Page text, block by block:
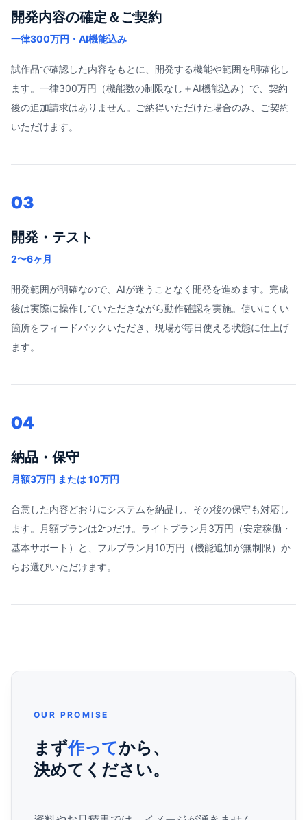
開発内容の確定＆ご契約
一律300万円・AI機能込み
試作品で確認した内容をもとに、開発する機能や範囲を明確化し
ます。一律300万円（機能数の制限なし＋AI機能込み）で、契約
後の追加請求はありません。ご納得いただけた場合のみ、ご契約
いただけます。
03
開発・テスト
2〜6ヶ月
開発範囲が明確なので、AIが迷うことなく開発を進めます。完成
後は実際に操作していただきながら動作確認を実施。使いにくい
箇所をフィードバックいただき、現場が毎日使える状態に仕上げ
ます。
04
納品・保守
月額3万円 または 10万円
合意した内容どおりにシステムを納品し、その後の保守も対応し
ます。月額プランは2つだけ。ライトプラン月3万円（安定稼働・
基本サポート）と、フルプラン月10万円（機能追加が無制限）か
らお選びいただけます。
OUR PROMISE
まず作ってから、
決めてください。